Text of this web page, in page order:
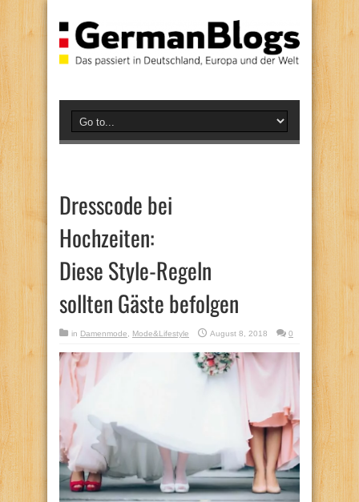
Dresscode bei
Hochzeiten:
Diese Style-Regeln
sollten Gäste befolgen
in Damenmode Mode&Lifestyle August 8, 2018 0